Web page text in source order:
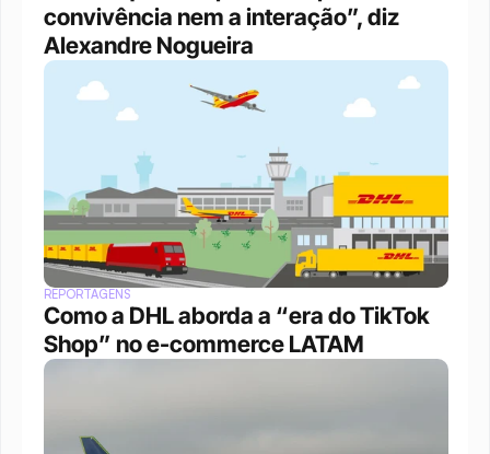
convivência nem a interação”, diz
Alexandre Nogueira
REPORTAGENS
Como a DHL aborda a “era do TikTok
Shop” no e-commerce LATAM